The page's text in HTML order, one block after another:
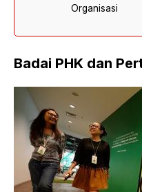
Organisasi
Badai PHK dan